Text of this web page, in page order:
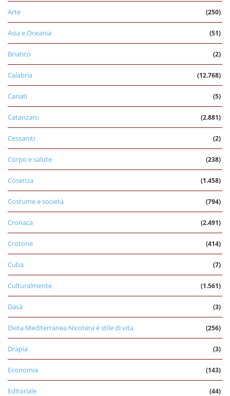
Arte (250)
Asia e Oceania (51)
Briatico (2)
Calabria (12.768)
Cariati (5)
Catanzaro (2.881)
Cessaniti (2)
Corpo e salute (238)
Cosenza (1.458)
Costume e società (794)
Cronaca (2.491)
Crotone (414)
Cuba (7)
Culturalmente (1.561)
Dasà (3)
Dieta Mediterranea Nicotera è stile di vita (256)
Drapia (3)
Economia (143)
Editoriale (44)